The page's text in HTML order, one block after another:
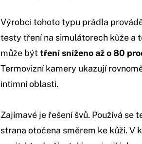
Výrobci tohoto typu prádla
testy tření na simulátorech kůže a
může býttření sníženo až o 80
Termovizní kamery ukazují
intimní oblasti.
Zajímavé je řešení švů. Používá se
strana otočena směrem ke kůži. V